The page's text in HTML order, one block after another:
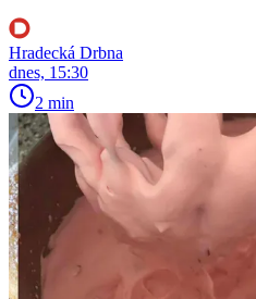
Hradecká Drbna
dnes, 15:30
2 min